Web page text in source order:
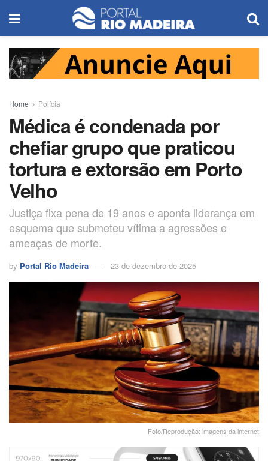
Home Polícia
Médica é condenada por
chefiar grupo que praticou
tortura e extorsão em Porto
Velho
Justiça fixa pena de 19 anos e aponta liderança em
esquema que submeteu vítima a agressões e
ameaças de morte.
by Portal Rio Madeira 23 de dezembro de 2025
Foto/Reprodução: imagens da internet